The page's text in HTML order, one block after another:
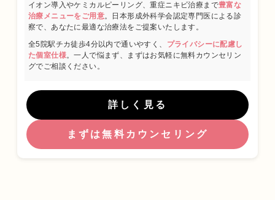
イオン導入やケミカルピーリング、重症ニキビ治療まで豊富な
治療メニューをご用意。日本形成外科学会認定専門医による診
察で、あなたに最適な治療法をご提案いたします。
全5院駅チカ徒歩4分以内で通いやすく、
プライバシーに配慮し
た個室仕様。一人で悩まず、まずはお気軽に無料カウンセリン
グでご相談ください。
詳しく見る
まずは無料カウンセリング